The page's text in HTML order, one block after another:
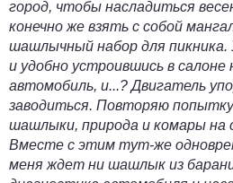
город, чтобы насладиться
конечно же взять с собой
шашлычный набор для пикника.
и удобно устроившись в салоне
автомобиль, и...?Двигатель
заводиться. Повторяю
шашлыки, природа и комары на
Вместе с этим тут-же
меня ждет ни шашлык из